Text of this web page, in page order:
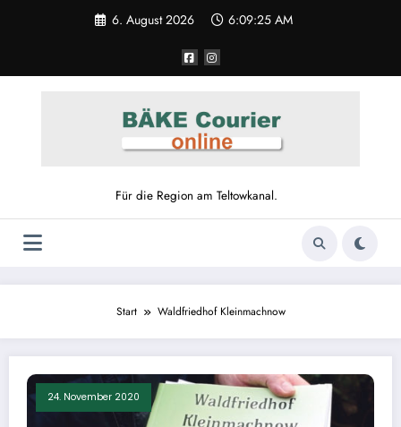
6. August 2026 6:09:25 AM
Für die Region am Teltowkanal.
Start Waldfriedhof Kleinmachnow
24. November 2020